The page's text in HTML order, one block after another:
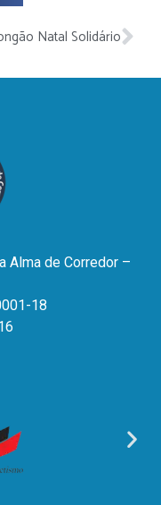
Natal Solidário
Alma de Corredor –
18